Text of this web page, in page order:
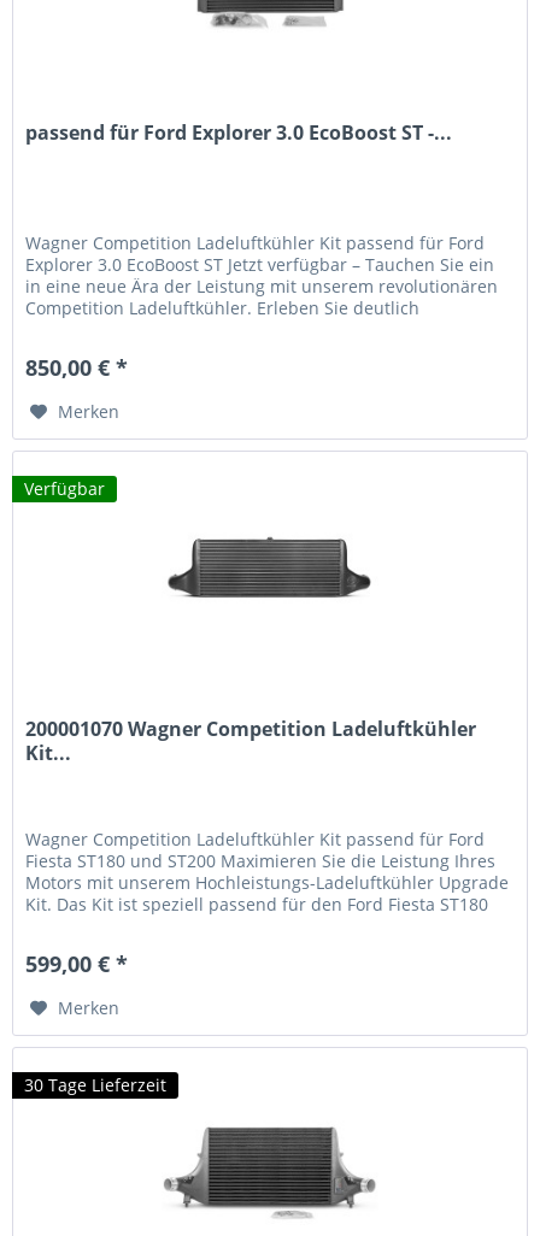
passend für Ford Explorer 3.0 EcoBoost ST -...
Wagner Competition Ladeluftkühler Kit passend für Ford
Explorer 3.0 EcoBoost ST Jetzt verfügbar – Tauchen Sie ein
in eine neue Ära der Leistung mit unserem revolutionären
Competition Ladeluftkühler. Erleben Sie deutlich
Highlights 17,6 Liter Ladeluftvolumen (+170,8% gegenüber
850,00 € *
Merken
Verfügbar
200001070 Wagner Competition Ladeluftkühler
Kit...
Wagner Competition Ladeluftkühler Kit passend für Ford
Fiesta ST180 und ST200 Maximieren Sie die Leistung Ihres
Motors mit unserem Hochleistungs-Ladeluftkühler Upgrade
Kit. Das Kit ist speziell passend für den Ford Fiesta ST180
Motorleistung. Hauptvorteile des Wagner...
599,00 € *
Merken
30 Tage Lieferzeit